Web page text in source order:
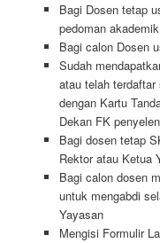
Bagi Dosen tetap
pedoman
Bagi calon Dosen
Sudah
atau telah
dengan Kartu
Dekan FK
Bagi dosen tetap
Rektor atau Ketua
Bagi calon dosen
untuk mengabdi
Yayasan
Mengisi Formulir